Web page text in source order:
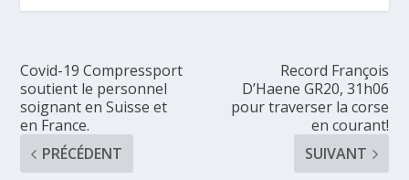
Covid-19 Compressport
soutient le personnel
soignant en Suisse et
en France.
PRÉCÉDENT
Record François
D’Haene GR20, 31h06
pour traverser la corse
en courant!
SUIVANT